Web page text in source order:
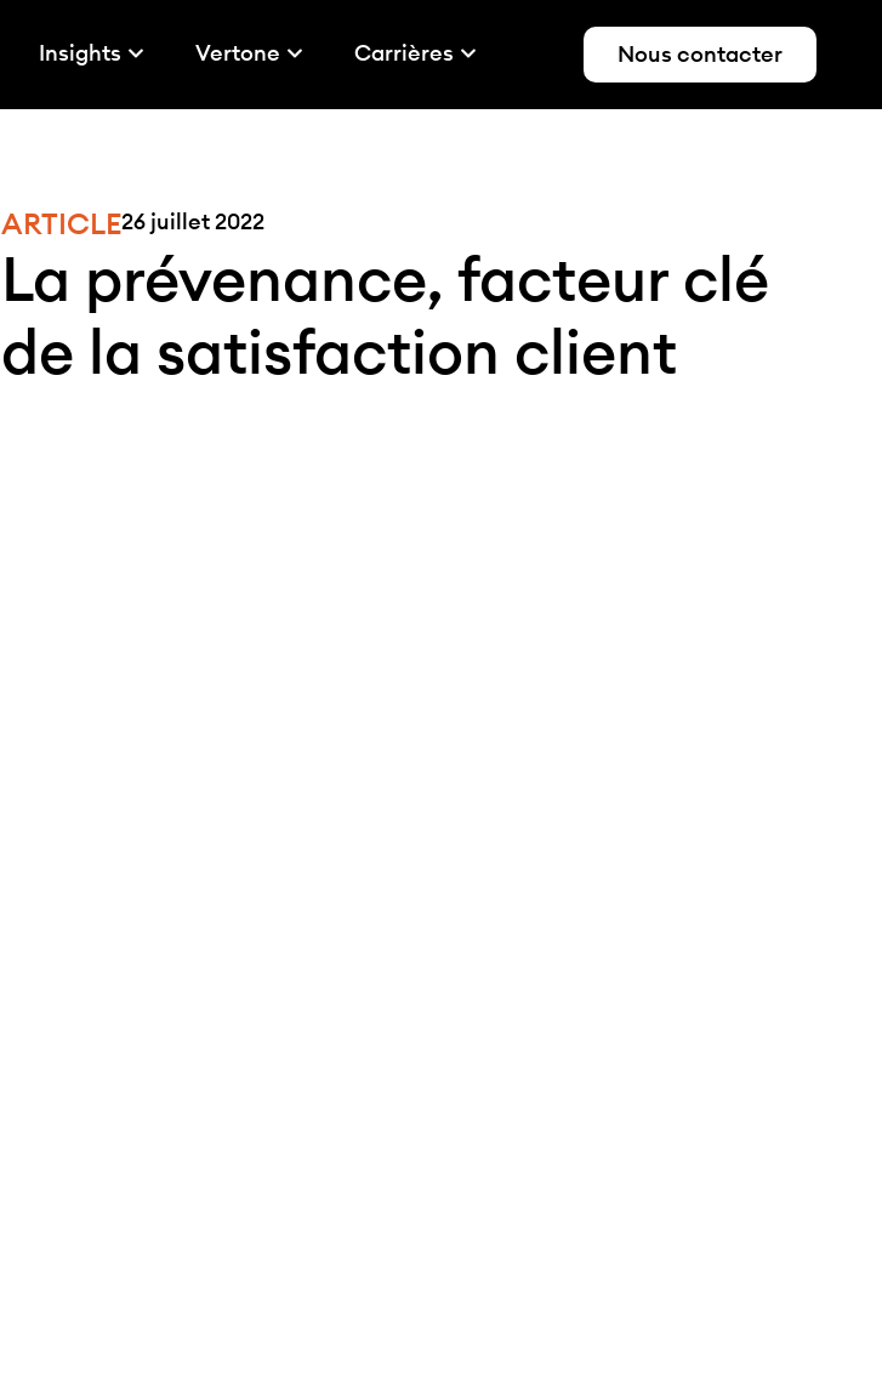
Insights Vertone Carrières Nous contacter
ARTICLE26 juillet 2022
La prévenance, facteur clé
de la satisfaction client